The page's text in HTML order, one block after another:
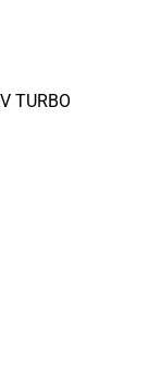
TURBO